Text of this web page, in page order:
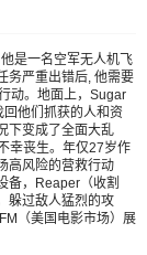
是一名空军无人机飞
务严重出错后, 他需要
动。地面上，Sugar
回他们抓获的人和资
下变成了全面大乱
幸丧生。年仅27岁作
高风险的营救行动
备，Reaper（收割
躲过敌人猛烈的攻
（美国电影市场）展